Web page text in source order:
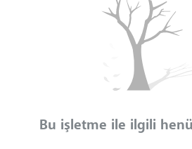
Bu işletme ile ilgili